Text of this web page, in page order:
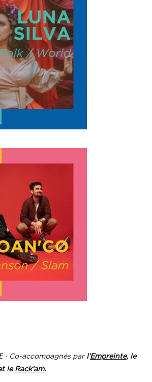
· Co-accompagnés parl’Empreinte, le
le Rack’am.